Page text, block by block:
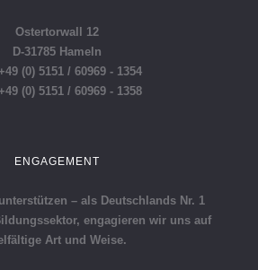
Ostertorwall 12
D-31785 Hameln
(0) 5151 / 60969 - 1354
(0) 5151 / 60969 - 1358
ENGAGEMENT
– als Deutschlands Nr. 1
engagieren wir uns auf
Art und Weise.